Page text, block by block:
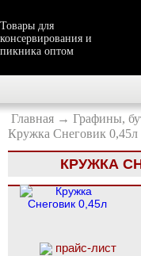
Товары для
консервирования и
пикника оптом
Главная → Графины,
Кружка Снеговик 0,45л
КРУЖКА
прайс-лист